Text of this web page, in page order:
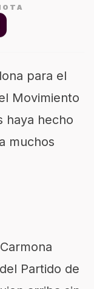
para el
Movimiento
haya hecho
muchos
Partido de